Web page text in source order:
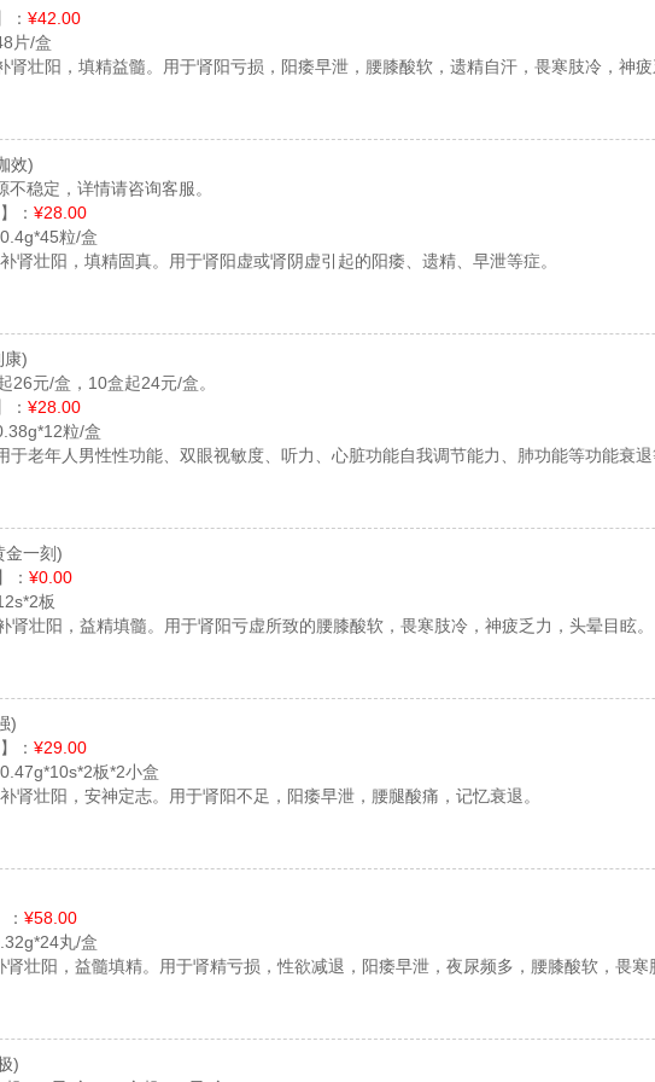
： ¥42.00
片/盒
肾壮阳，填精益髓。用于肾阳亏损，阳痿早泄，腰膝酸软，遗精自汗，畏寒肢冷，神疲
效)
不稳定，详情请咨询客服。
： ¥28.00
0.4g*45粒/盒
补肾壮阳，填精固真。用于肾阳虚或肾阴虚引起的阳痿、遗精、早泄等症。
康)
26元/盒，10盒起24元/盒。
： ¥28.00
粒/盒
于老年人男性性功能、双眼视敏度、听力、心脏功能自我调节能力、肺功能等功能衰退
金一刻)
： ¥0.00
板
肾壮阳，益精填髓。用于肾阳亏虚所致的腰膝酸软，畏寒肢冷，神疲乏力，头晕目眩。
)
： ¥29.00
0.47g*10s*2板*2小盒
补肾壮阳，安神定志。用于肾阳不足，阳痿早泄，腰腿酸痛，记忆衰退。
¥58.00
丸/盒
肾壮阳，益髓填精。用于肾精亏损，性欲减退，阳痿早泄，夜尿频多，腰膝酸软，畏寒
)